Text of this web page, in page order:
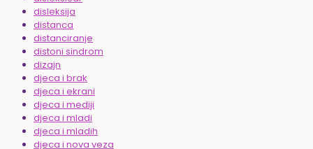
disleksija
distanca
distanciranje
distoni sindrom
dizajn
djeca i brak
djeca i ekrani
djeca i mediji
djeca i mladi
djeca i mladih
djeca i nova veza